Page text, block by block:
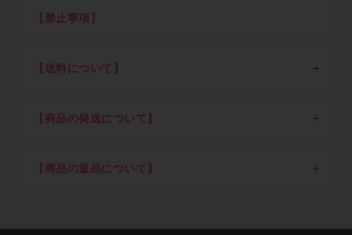
STEP2：ログイン
ログイン後は商品の卸価格が表示され、商品をご自由に
STEP3：商品を選び、ショッピングカートに入れる
ご注文後のキャンセルは出来ませんので、押し間違いが
有無はメールにてお気軽にご相談ください。
い。Paidサービス提供元の株式会社ラクーンより別途
経てログインが可能となります。審査結果ご案内のメー
ださい）
クレジットカード決済ご希望の方はショッピングカー
料、但し東北6県・北海道、沖縄県及び離島を除く）
【禁止事項】
・ECサイト運営を妨害する行為
・転売目的による購入
【送料について】
7,700円以上ご購入：送料弊社負担（但し東北6県・北
道2,200円）
【商品の発送について】
年始、夏季休業期など）を除き即日～3営業日以内を
【商品の返品について】